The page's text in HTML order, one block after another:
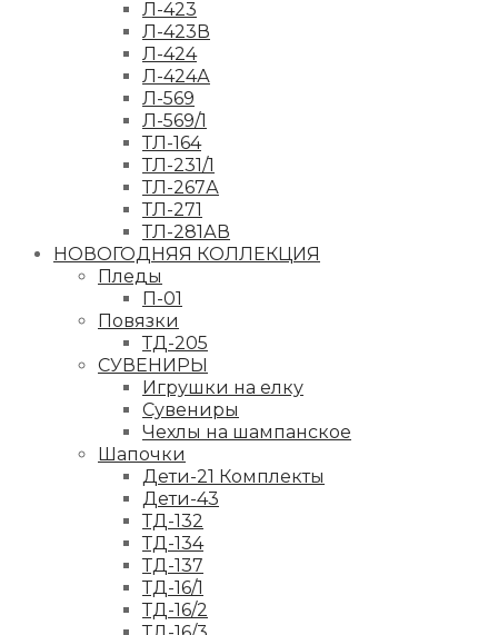
Л-423
Л-423В
Л-424
Л-424А
Л-569
Л-569/1
ТЛ-164
ТЛ-231/1
ТЛ-267А
ТЛ-271
ТЛ-281АВ
НОВОГОДНЯЯ КОЛЛЕКЦИЯ
Пледы
П-01
Повязки
ТД-205
СУВЕНИРЫ
Игрушки на елку
Сувениры
Чехлы на шампанское
Шапочки
Дети-21 Комплекты
Дети-43
ТД-132
ТД-134
ТД-137
ТД-16/1
ТД-16/2